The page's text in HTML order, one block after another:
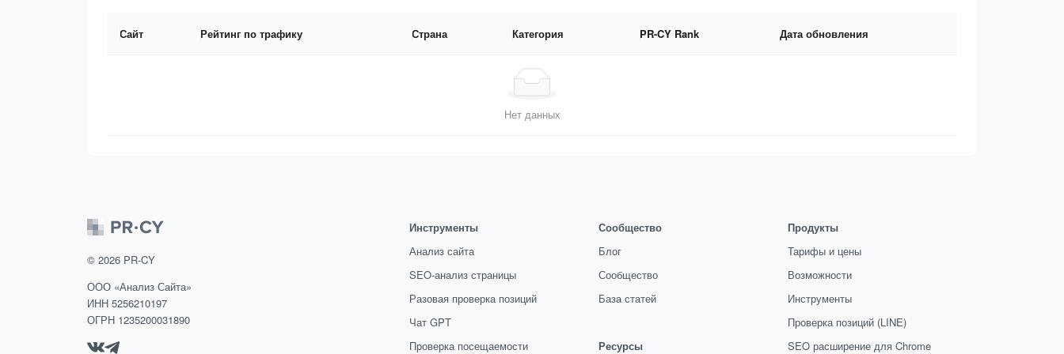
Сайт Рейтинг по трафику Страна Категория PR-CY Rank Дата обновления
Нет данных
© 2026 PR-CY
ООО «Анализ Сайта»
ИНН 5256210197
ОГРН 1235200031890
Инструменты
Анализ сайта
SEO-анализ страницы
Разовая проверка позиций
Чат GPT
Проверка посещаемости
Сообщество
Блог
Сообщество
База статей
Ресурсы
Продукты
Тарифы и цены
Возможности
Инструменты
Проверка позиций (LINE)
SEO расширение для Chrome